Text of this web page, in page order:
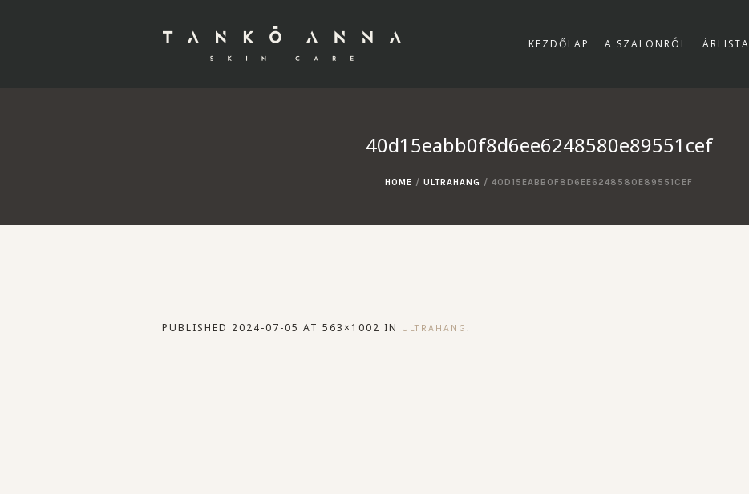
KEZDŐLAP A SZALONRÓL ÁRLISTA
40d15eabb0f8d6ee6248580e89551cef
HOME / ULTRAHANG / 40D15EABB0F8D6EE6248580E89551CEF
PUBLISHED 2024-07-05 AT 563×1002 IN ULTRAHANG .